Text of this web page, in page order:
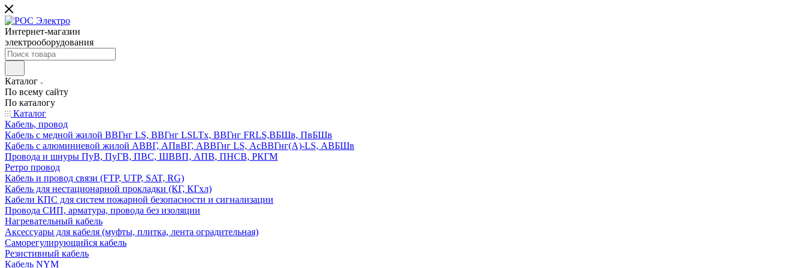
Интернет-магазин
электрооборудования
Каталог
По всему сайту
По каталогу
Каталог
Кабель, провод
Кабель с медной жилой ВВГнг LS, ВВГнг LSLTx, ВВГнг FRLS,ВБШв, ПвБШв
Кабель с алюминиевой жилой АВВГ, АПвВГ, АВВГнг LS, АсВВГнг(А)-LS, АВБШв
Провода и шнуры ПуВ, ПуГВ, ПВС, ШВВП, АПВ, ПНСВ, РКГМ
Ретро провод
Кабель и провод связи (FTP, UTP, SAT, RG)
Кабель для нестационарной прокладки (КГ, КГхл)
Кабели КПС для систем пожарной безопасности и сигнализации
Провода СИП, арматура, провода без изоляции
Нагревательный кабель
Аксессуары для кабеля (муфты, плитка, лента оградительная)
Саморегулирующийся кабель
Резистивный кабель
Кабель NYM